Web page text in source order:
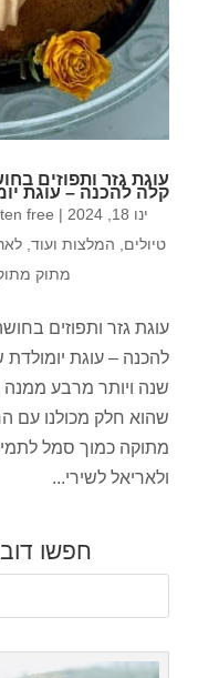
עוגת גזר ותפוזים
קלה להכנה – עוגת
ינו 18, 2024 |
free
טיולים, המלצות ועוד ,
מתוק
עוגת גזר ותפוזים
להכנה – עוגת יומולדת
שנה ויותר מרבע ממנה
שהוא חלק מכולנו עם
מתוקה כמוך סמל
ולאריאל לשירי...
חפשו